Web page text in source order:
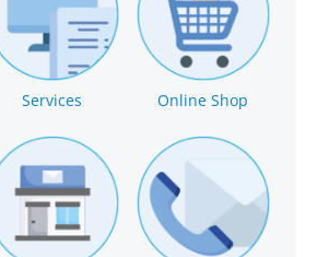
Services Online Shop